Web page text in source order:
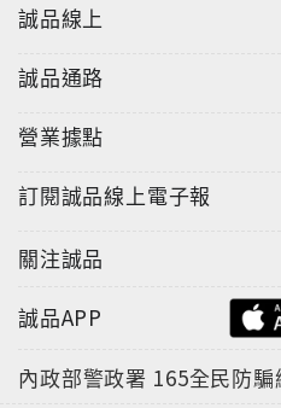
聆聽、陪伴。
誠品線上
誠品通路
營業據點
訂閱誠品線上電子報
關注誠品
誠品APP
內政部警政署 165全民防騙